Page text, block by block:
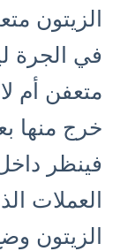
الزيتون
في الجرة
متعفن أم
خرج منها
فينظر
العملات
الزيتون